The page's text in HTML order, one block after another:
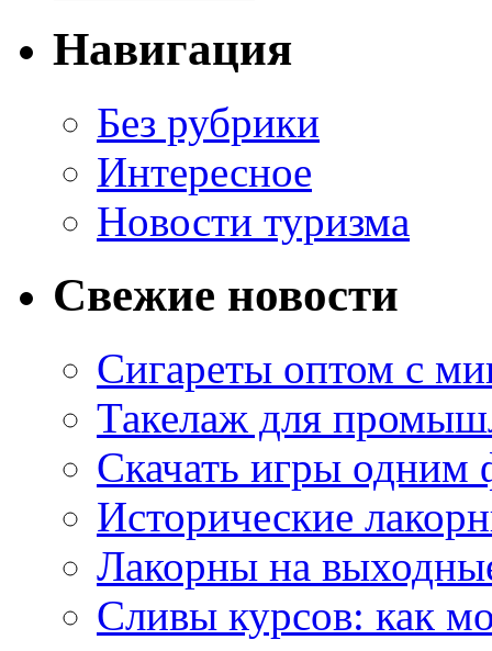
Навигация
Без рубрики
Интересное
Новости туризма
Свежие новости
Сигареты оптом с
Такелаж для
Скачать игры одним
Исторические
Лакорны на
Сливы курсов: как